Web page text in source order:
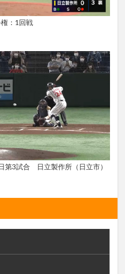
：1回戦
第3試合 日立製作所（日立市）